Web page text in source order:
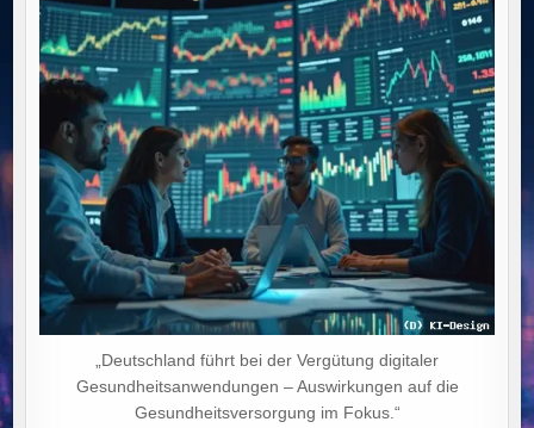
„Deutschland führt bei der Vergütung digitaler
Gesundheitsanwendungen – Auswirkungen auf die
Gesundheitsversorgung im Fokus.“